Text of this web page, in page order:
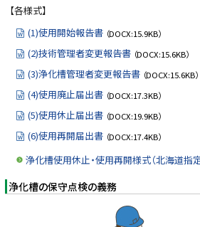
【各様式】
(1)使用開始報告書 （DOCX:15.9KB）
(2)技術管理者変更報告書 （DOCX:15.6KB）
(3)浄化槽管理者変更報告書 （DOCX:15.6KB）
(4)使用廃止届出書 （DOCX:17.3KB）
(5)使用休止届出書 （DOCX:19.9KB）
(6)使用再開届出書 （DOCX:17.4KB）
浄化槽使用休止・使用再開様式（北海道指
浄化槽の保守点検の義務